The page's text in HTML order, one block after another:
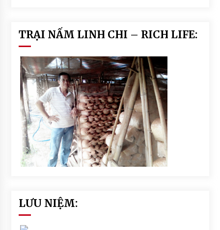
TRẠI NẤM LINH CHI – RICH LIFE:
LƯU NIỆM: